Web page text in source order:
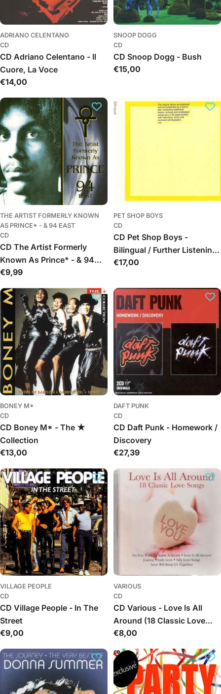
ADRIANO CELENTANO
CD
CD Adriano Celentano - Il
Cuore, La Voce
Įprasta
€14,00
SNOOP DOGG
CD
CD Snoop Dogg - Bush
Įprasta
€15,00
THE ARTIST FORMERLY KNOWN
AS PRINCE* - & 94 EAST
CD
CD The Artist Formerly
Known As Prince* - & 94
East - The Artist Formerly
Įprasta
€9,99
PET SHOP BOYS
CD
CD Pet Shop Boys -
Bilingual / Further Listening
1995–1997
Įprasta
€17,00
BONEY M*
CD
CD Boney M* - The ★
Collection
Įprasta
€13,00
DAFT PUNK
CD
CD Daft Punk - Homework /
Discovery
Įprasta
€27,39
VILLAGE PEOPLE
CD
CD Village People - In The
Street
Įprasta
€9,00
VARIOUS
CD
CD Various - Love Is All
Around (18 Classic Love
Songs)
Įprasta
€8,00